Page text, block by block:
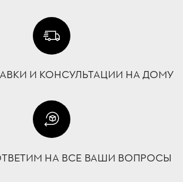
И КОНСУЛЬТАЦИИ НА ДОМУ
НА ВСЕ ВАШИ ВОПРОСЫ